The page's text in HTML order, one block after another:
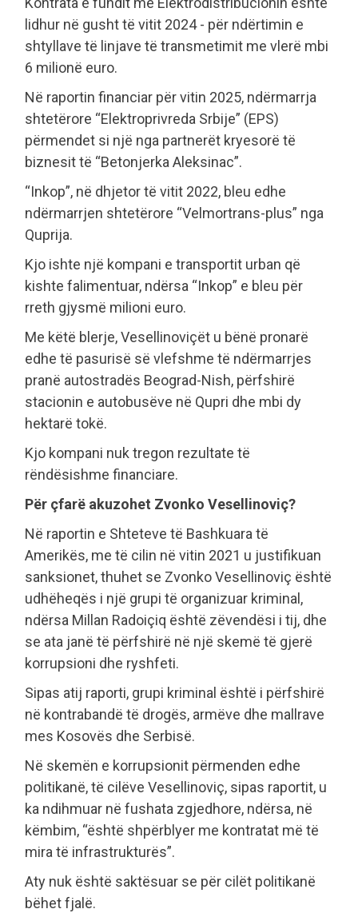
lidhur në gusht të vitit 2024 - për ndërtimin e
shtyllave të linjave të transmetimit me vlerë mbi
6 milionë euro.
Në raportin financiar për vitin 2025, ndërmarrja
shtetërore “Elektroprivreda Srbije” (EPS)
përmendet si një nga partnerët kryesorë të
biznesit të “Betonjerka Aleksinac”.
“Inkop”, në dhjetor të vitit 2022, bleu edhe
ndërmarrjen shtetërore “Velmortrans-plus” nga
Quprija.
Kjo ishte një kompani e transportit urban që
kishte falimentuar, ndërsa “Inkop” e bleu për
rreth gjysmë milioni euro.
Me këtë blerje, Vesellinoviçët u bënë pronarë
edhe të pasurisë së vlefshme të ndërmarrjes
pranë autostradës Beograd-Nish, përfshirë
stacionin e autobusëve në Qupri dhe mbi dy
hektarë tokë.
Kjo kompani nuk tregon rezultate të
rëndësishme financiare.
Për çfarë akuzohet Zvonko Vesellinoviç?
Në raportin e Shteteve të Bashkuara të
Amerikës, me të cilin në vitin 2021 u justifikuan
sanksionet, thuhet se Zvonko Vesellinoviç është
udhëheqës i një grupi të organizuar kriminal,
ndërsa Millan Radoiçiq është zëvendësi i tij, dhe
se ata janë të përfshirë në një skemë të gjerë
korrupsioni dhe ryshfeti.
Sipas atij raporti, grupi kriminal është i përfshirë
në kontrabandë të drogës, armëve dhe mallrave
mes Kosovës dhe Serbisë.
Në skemën e korrupsionit përmenden edhe
politikanë, të cilëve Vesellinoviç, sipas raportit, u
ka ndihmuar në fushata zgjedhore, ndërsa, në
këmbim, “është shpërblyer me kontratat më të
mira të infrastrukturës”.
Aty nuk është saktësuar se për cilët politikanë
bëhet fjalë.